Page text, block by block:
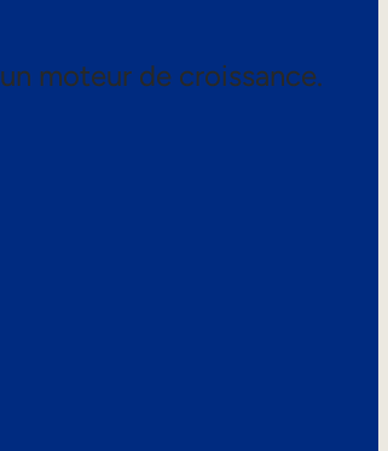
moteur de croissance.